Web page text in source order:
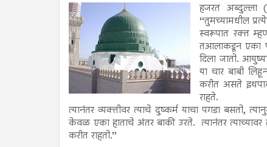
हजरत अब्दुल्ला
‘‘तुमच्यामधील
स्वरूपात रक्त
तआलाकडून एका
दिला जातो.
या चार बाबी
करीत असते
राहते.
त्यानंतर व्यक्तीवर त्याचे दुष्कर्म याचा पगडा बसतो,
केवळ एका हाताचे अंतर बाकी उरते. त्यानंतर त्याच्यावर
करीत राहतो.’’